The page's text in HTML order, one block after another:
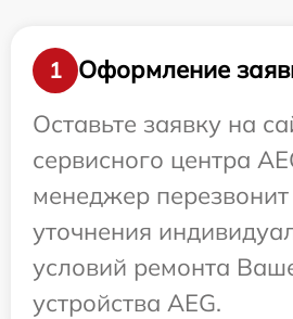
1
Оформление
Оставьте заявку на
сервисного центра
менеджер
уточнения
условий ремонта
устройства AEG.